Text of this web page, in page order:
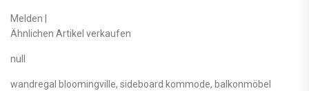
Melden |
Ähnlichen Artikel verkaufen
null
wandregal bloomingville, sideboard kommode, balkonmöbel